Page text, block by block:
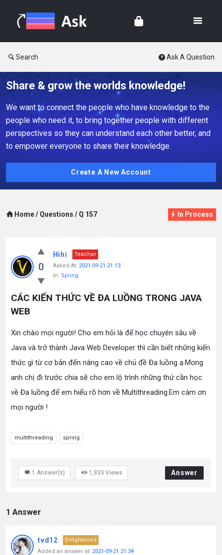
Search Ask A Question
Share & grow the worlds knowledge!
We want to connect the people who have knowledge to the
people who need it, to bring together people with different
perspectives so they can understand each other better, and
to empower everyone to share their knowledge.
Create A New Account
Home / Questions / Q 157 In Process
0
Hihi
Teacher
Asked At: 2021-09-21 21:13
In: Spring
CÁC KIẾN THỨC VỀ ĐA LUỒNG TRONG JAVA
WEB
Xin chào mọi người! Cho em hỏi là để học chuyên sâu về
Java và trở thành Java Web Developer thì cần biết những kiến
thức gì từ cơ bản đến nâng cao về chủ đề Đa luồng ạ.Mong
anh chị đi trước chia sẽ cho em lộ trình những thứ cần học
về Đa luồng để em hiểu rõ hơn về Multithreading.Em cám ơn
mọi người !
multithreading spring
1 Answer(s) 1,933 Views Answer
1 Answer
tvd12
Enlightened
Added an answer at: 2021-09-21 21:34